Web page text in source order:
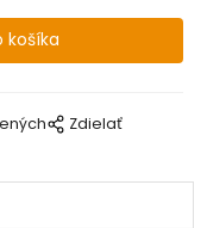
Zdielať